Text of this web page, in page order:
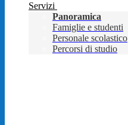
Servizi
Panoramica
Famiglie e studenti
Personale scolastico
Percorsi di studio